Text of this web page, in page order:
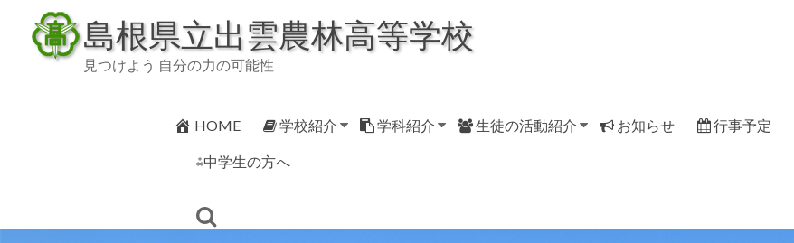
content
島根県立出雲農林高等学校
見つけよう 自分の力の可能性
HOME 学校紹介 学科紹介 生徒の活動紹介 お知らせ 行事予定
⁂中学生の方へ